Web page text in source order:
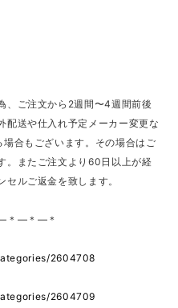
、ご注文から2週間〜4週間前後
配送や仕入れ予定メーカー変更な
合もございます。その場合はご
。またご注文より60日以上が経
ルご返金を致します。
—＊—＊
2604708
2604709